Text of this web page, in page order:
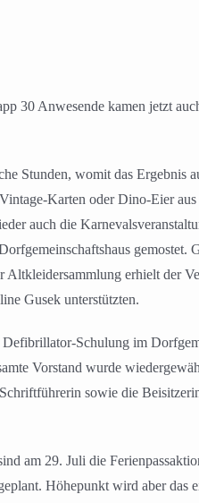
30 Anwesende kamen jetzt
Stunden, womit das
Karten oder Dino-Eier
auch die
Altkleidersammlung erhielt der
Gusek unterstützten.
Schulung im
Vorstand wurde
sowie die
am 29. Juli die
Höhepunkt wird aber